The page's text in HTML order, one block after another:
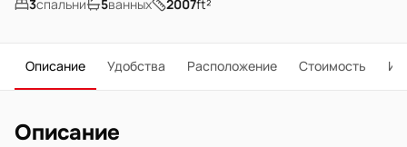
3спальни 5ванных 2007ft²
Описание Удобства Расположение Стоимость
Описание